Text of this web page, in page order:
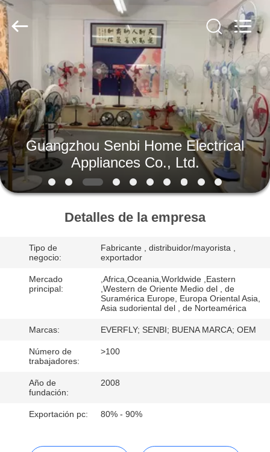
HOGAR
PRODUCTOS
SOBRE
NOSOTROS
VIAJE
FÁBRICA
CONTROL
CALIDAD
ÉNTRENOS
CONTACTO
techo
solar
de
DC
Proveedor.
Copyright
©
2019
-
2022
solardcfan.com.
All
Rights
Reserved.
Guangzhou Senbi Home Electrical
Appliances Co., Ltd.
Detalles de la empresa
Tipo de
negocio:
Fabricante , distribuidor/mayorista ,
exportador
Mercado
principal:
,Africa,Oceania,Worldwide ,Eastern
,Western de Oriente Medio del , de
Suramérica Europe, Europa Oriental Asia,
Asia sudoriental del , de Norteamérica
Marcas: EVERFLY; SENBI; BUENA MARCA; OEM
Número de
trabajadores:
>100
Año de
fundación:
2008
Exportación pc: 80% - 90%